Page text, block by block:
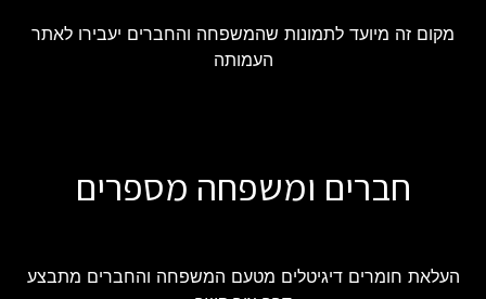
מקום זה מיועד לתמונות שהמשפחה והחברים יעבירו לאתר
העמותה
חברים ומשפחה מספרים
העלאת חומרים דיגיטלים מטעם המשפחה והחברים מתבצע